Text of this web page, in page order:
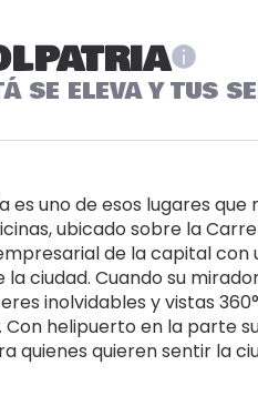
SE ELEVA Y TUS
es uno de esos lugares
ubicado sobre la
de la capital con
ciudad. Cuando su
inolvidables y vistas
Con helipuerto en la parte
quienes quieren sentir la